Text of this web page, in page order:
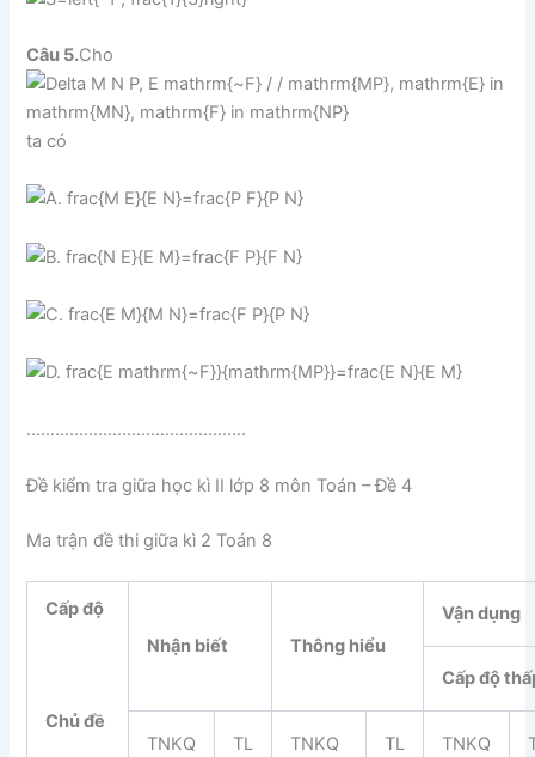
Câu 5.Cho
ta có
……………………………………….
Đề kiểm tra giữa học kì II lớp 8 môn Toán – Đề 4
Ma trận đề thi giữa kì 2 Toán 8
Cấp độ
Chủ đề
Nhận biết Thông hiểu
Vận dụng
Cấp độ
TNKQ TL TNKQ TL TNKQ